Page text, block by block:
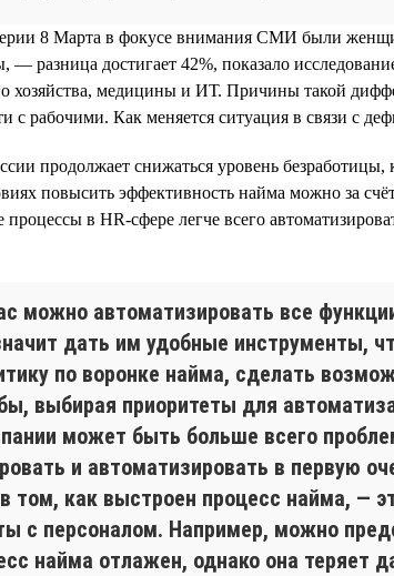
8 Марта в фокусе внимания СМИ были
разница достигает 42%, показало
хозяйства, медицины и ИТ. Причины такой
с рабочими. Как меняется ситуация в связи с
продолжает снижаться уровень
повысить эффективность найма можно за
процессы в HR-сфере легче всего
можно автоматизировать все
дать им удобные инструменты,
по воронке найма, сделать
выбирая приоритеты для
может быть больше всего
и автоматизировать в первую
том, как выстроен процесс найма, —
с персоналом. Например, можно
найма отлажен, однако она теряет